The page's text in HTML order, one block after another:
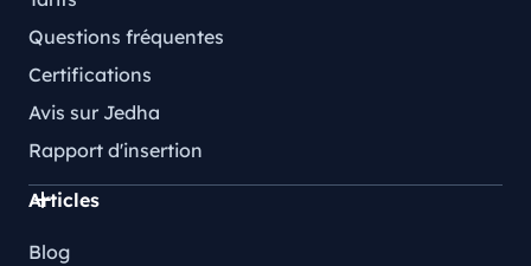
Questions fréquentes
Certifications
Avis sur Jedha
Rapport d'insertion
Articles
Blog